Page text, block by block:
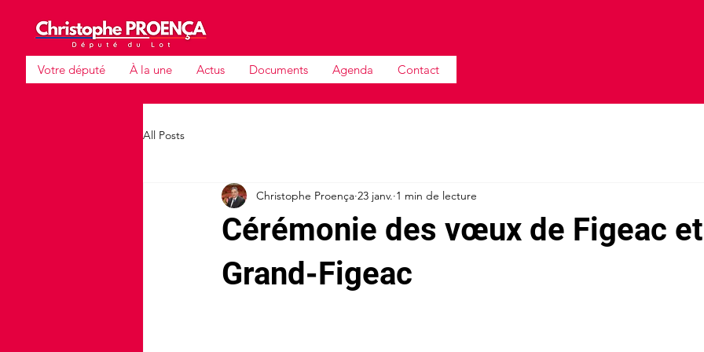
Votre député À la une Actus Documents Agenda Contact
All Posts
Cérémonie des vœux de Figeac
Grand-Figeac
Christophe Proença 23 janv. 1 min de lecture